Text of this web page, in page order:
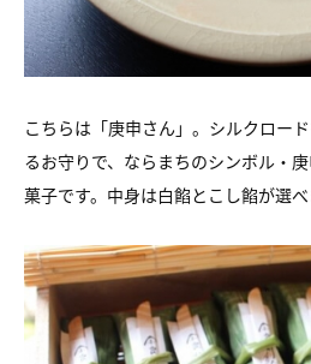
こちらは「庚申さん」。シルクロー
るお守りで、ならまちのシンボル・
菓子です。中身は白餡とこし餡が選べ